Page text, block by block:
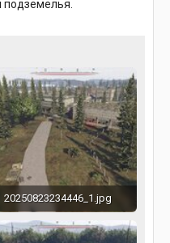
подземелья.
20250823234446_1.jpg
693.4 KB · Просмотры: 277